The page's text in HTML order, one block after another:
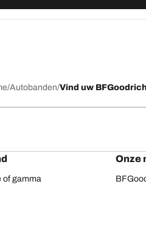
Autobanden Vind uw
of gamma
Onze